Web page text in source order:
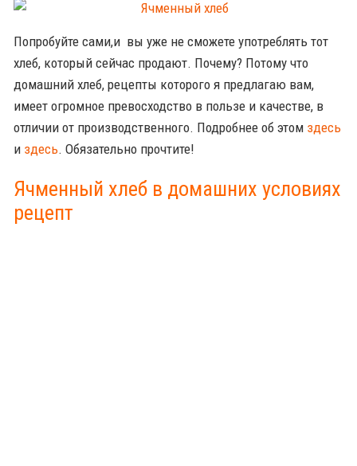
Попробуйте сами,и вы уже не сможете употреблять тот
хлеб, который сейчас продают. Почему? Потому что
домашний хлеб, рецепты которого я предлагаю вам,
имеет огромное превосходство в пользе и качестве, в
отличии от производственного. Подробнее об этом здесь
и здесь. Обязательно прочтите!
Ячменный хлеб в домашних условиях
рецепт